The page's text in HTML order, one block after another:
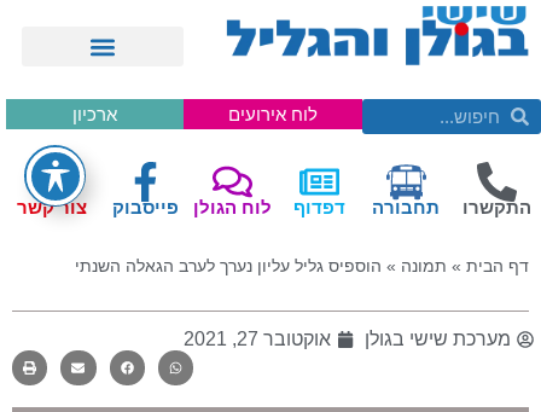
לוח אירועים ארכיון
התקשרו תחבורה דפדוף לוח הגולן פייסבוק צור קשר
דף הבית » תמונה » הוספיס גליל עליון נערך לערב הגאלה השנתי
מערכת שישי בגולן אוקטובר 27, 2021